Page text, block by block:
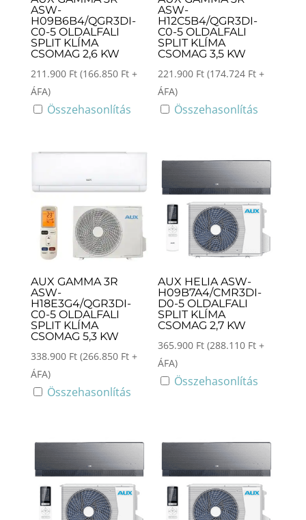
ASW-
H09B6B4/QGR3DI-
C0-5 OLDALFALI
SPLIT KLÍMA
CSOMAG 2,6 KW
211.900 Ft (166.850 Ft+
ÁFA)
Összehasonlítás
ASW-
H12C5B4/QGR3DI-
C0-5 OLDALFALI
SPLIT KLÍMA
CSOMAG 3,5 KW
221.900 Ft (174.724 Ft +
ÁFA)
Összehasonlítás
AUX GAMMA 3R
ASW-
H18E3G4/QGR3DI-
C0-5 OLDALFALI
SPLIT KLÍMA
CSOMAG 5,3 KW
338.900 Ft (266.850 Ft+
ÁFA)
Összehasonlítás
AUX HELIA ASW-
H09B7A4/CMR3DI-
D0-5 OLDALFALI
SPLIT KLÍMA
CSOMAG 2,7 KW
365.900 Ft (288.110 Ft +
ÁFA)
Összehasonlítás